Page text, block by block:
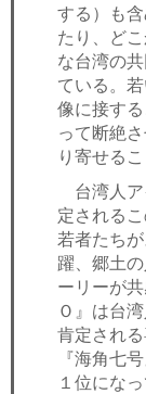
する）も
たり、ど
な台湾の
ている。
像に接す
って断絶
り寄せる
台湾人ア
定される
若者たち
躍、郷土
ーリーが
Ｏ』は台
肯定され
『海角七
１位にな